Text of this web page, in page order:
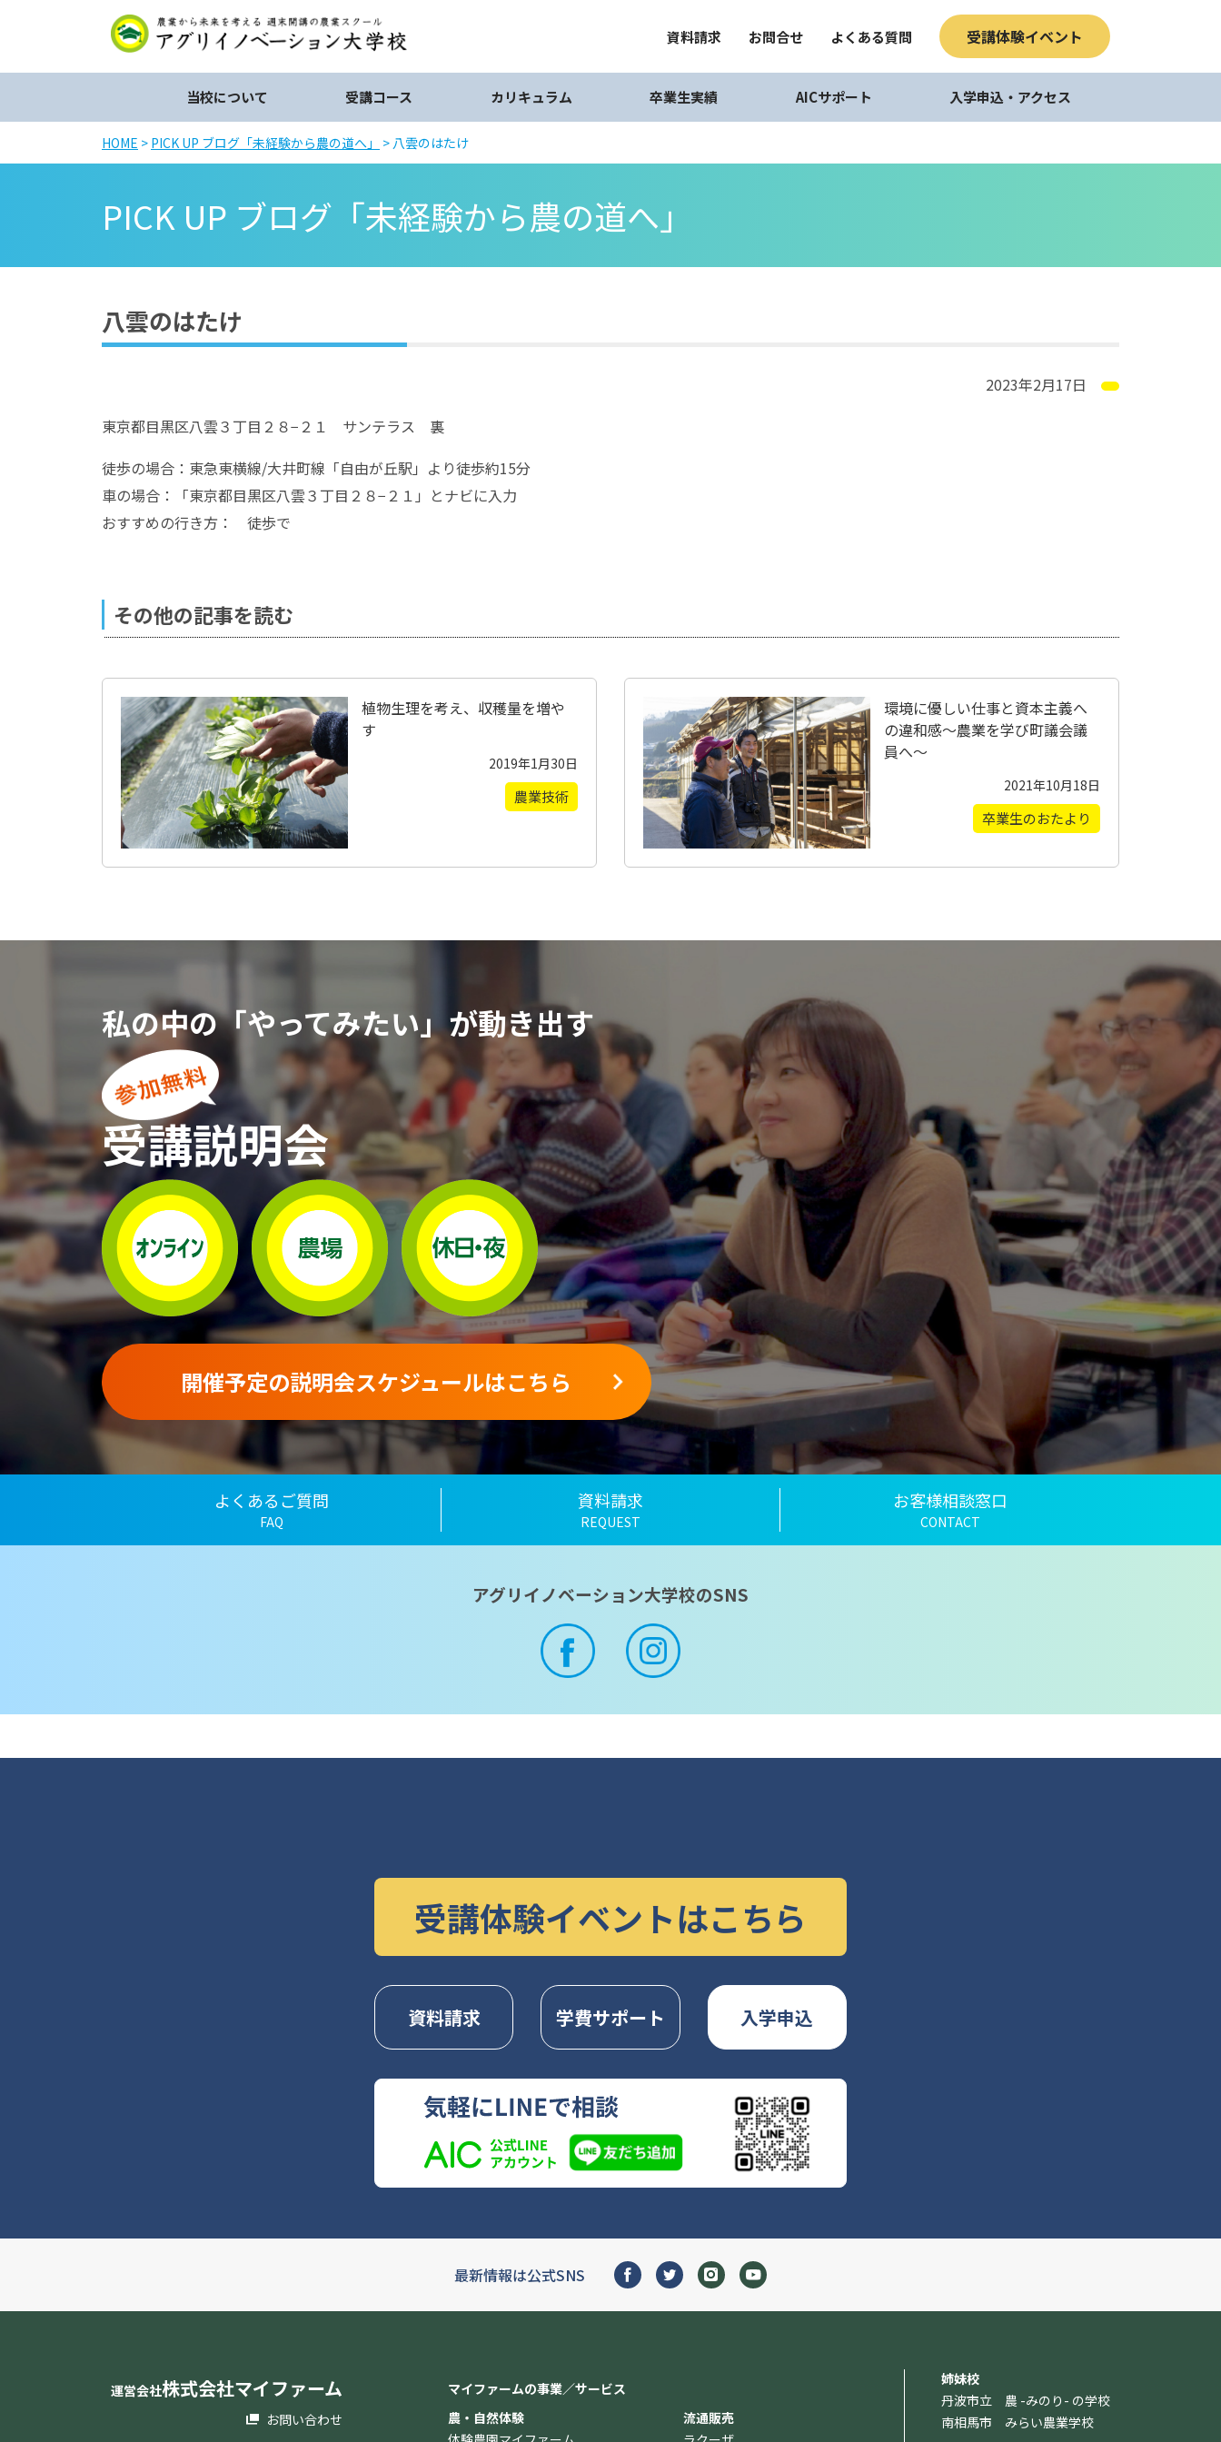
資料請求 お問合せ よくある質問 受講体験イベント
当校について 受講コース カリキュラム 卒業生実績 AICサポート 入学申込・アクセス
HOME > PICK UP ブログ「未経験から農の道へ」 > 八雲のはたけ
PICK UP ブログ 「未経験から農の道へ」
八雲のはたけ
2023年2月17日
東京都目黒区八雲３丁目２８−２１ サンテラス 裏
徒歩の場合：東急東横線/大井町線「自由が丘駅」より徒歩約15分
車の場合：「東京都目黒区八雲３丁目２８−２１」とナビに入力
おすすめの行き方： 徒歩で
その他の記事を読む
植物生理を考え、収穫量を増や
す
2019年1月30日
農業技術
環境に優しい仕事と資本主義へ
の違和感～農業を学び町議会議
員へ～
2021年10月18日
卒業生のおたより
私の中の「やってみたい」が動き出す
受講説明会
開催予定の説明会スケジュールはこちら
よくあるご質問
FAQ
資料請求
REQUEST
お客様相談窓口
CONTACT
アグリイノベーション大学校のSNS
受講体験イベントはこちら
資料請求 学費サポート 入学申込
最新情報は公式SNS
運営会社株式会社マイファーム
お問い合わせ
マイファームの事業／サービス
農・自然体験
流通販売
姉妹校
丹波市立 農 -みのり- の学校
南相馬市 みらい農業学校